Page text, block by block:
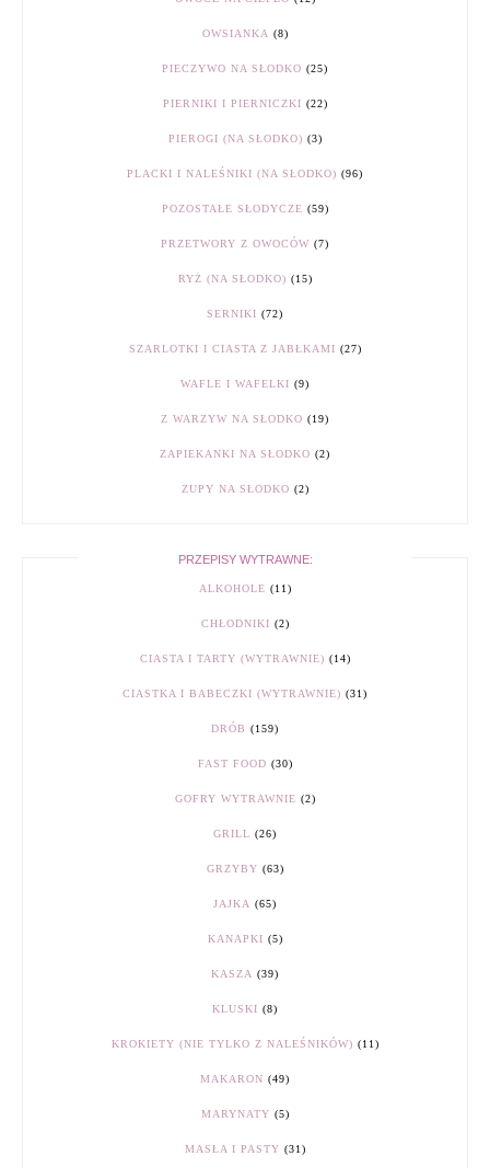
OWSIANKA (8)
PIECZYWO NA SŁODKO (25)
PIERNIKI I PIERNICZKI (22)
PIEROGI (NA SŁODKO) (3)
PLACKI I NALEŚNIKI (NA SŁODKO) (96)
POZOSTAŁE SŁODYCZE (59)
PRZETWORY Z OWOCÓW (7)
RYŻ (NA SŁODKO) (15)
SERNIKI (72)
SZARLOTKI I CIASTA Z JABŁKAMI (27)
WAFLE I WAFELKI (9)
Z WARZYW NA SŁODKO (19)
ZAPIEKANKI NA SŁODKO (2)
ZUPY NA SŁODKO (2)
PRZEPISY WYTRAWNE:
ALKOHOLE (11)
CHŁODNIKI (2)
CIASTA I TARTY (WYTRAWNIE) (14)
CIASTKA I BABECZKI (WYTRAWNIE) (31)
DRÓB (159)
FAST FOOD (30)
GOFRY WYTRAWNIE (2)
GRILL (26)
GRZYBY (63)
JAJKA (65)
KANAPKI (5)
KASZA (39)
KLUSKI (8)
KROKIETY (NIE TYLKO Z NALEŚNIKÓW) (11)
MAKARON (49)
MARYNATY (5)
MASŁA I PASTY (31)